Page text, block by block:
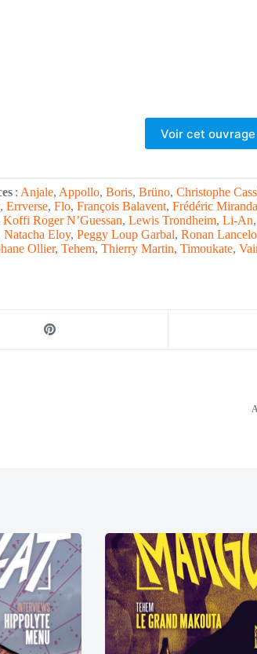
Voir cet
: Anjale, Appollo, Boris, Brüno, Christophe
, Errverse, Flo, François Balavent, Frédéric
Koffi Roger N’Guessan, Lewis Trondheim, Li-An,
Natacha Eloy, Peggy Loup Garbal, Ronan
Ollier, Tehem, Thierry Martin, Timoukate,